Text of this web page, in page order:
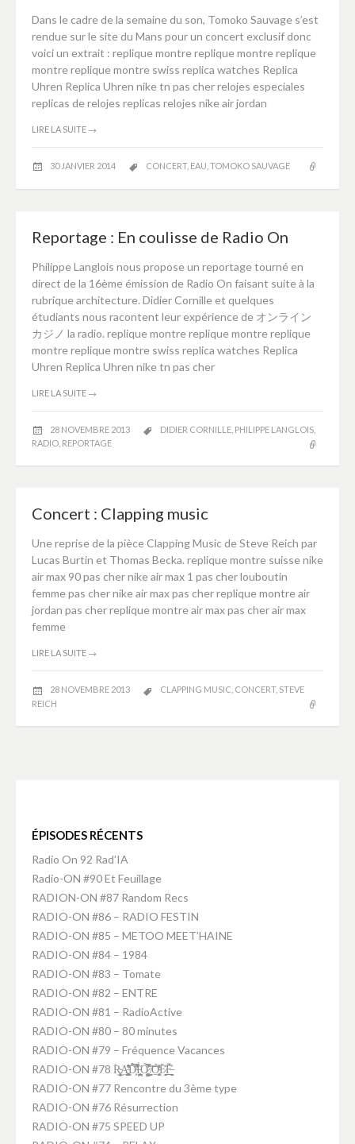
Dans le cadre de la semaine du son, Tomoko Sauvage s’est
rendue sur le site du Mans pour un concert exclusif donc
voici un extrait : replique montre replique montre replique
montre replique montre swiss replica watches Replica
Uhren Replica Uhren nike tn pas cher relojes especiales
replicas de relojes replicas relojes nike air jordan
LIRE LA SUITE →
30 JANVIER 2014 CONCERT, EAU TOMOKO SAUVAGE
Reportage : En coulisse de Radio On
Philippe Langlois nous propose un reportage tourné en
direct de la 16ème émission de Radio On faisant suite à la
rubrique architecture. Didier Cornille et quelques
étudiants nous racontent leur expérience de オンライン
カジノ la radio. replique montre replique montre replique
montre replique montre swiss replica watches Replica
Uhren Replica Uhren nike tn pas cher
LIRE LA SUITE →
28 NOVEMBRE 2013 DIDIER CORNILLE PHILIPPE LANGLOIS
RADIO REPORTAGE
Concert : Clapping music
Une reprise de la pièce Clapping Music de Steve Reich par
Lucas Burtin et Thomas Becka. replique montre suisse nike
air max 90 pas cher nike air max 1 pas cher louboutin
femme pas cher nike air max pas cher replique montre air
jordan pas cher replique montre air max pas cher air max
femme
LIRE LA SUITE →
28 NOVEMBRE 2013 CLAPPING MUSIC CONCERT, STEVE
REICH
ÉPISODES RÉCENTS
Radio On 92 Rad’IA
Radio-ON #90 Et Feuillage
RADION-ON #87 Random Recs
RADIO-ON #86 – RADIO FESTIN
RADIO-ON #85 – METOO MEET’HAINE
RADIO-ON #84 – 1984
RADIO-ON #83 – Tomate
RADIO-ON #82 – ENTRE
RADIO-ON #81 – RadioActive
RADIO-ON #80 – 80 minutes
RADIO-ON #79 – Fréquence Vacances
RADIO-ON #78 R̴͕̭͈͎̥̹̦̀͜A̵̛͚̤̝̥̥͉̘̜͇͒̽͋̑ͅD̵̛͕̗̑̈́̂͑̿́̕Ḯ̵̪̘͕̪͙̘̤̋Ó̷̧̺̙̮͚̫͛̃̀̊̿̚ ̸̼̻͝O̴̭̱͔̖̩̫͈͍̜͊́̓̇͛F̷̞̭̟̖̘̀̒̄F̶̤̠̻̫̲̲̮̗̣̓̈́̌
RADIO-ON #77 Rencontre du 3ème type
RADIO-ON #76 Résurrection
RADIO-ON #75 SPEED UP